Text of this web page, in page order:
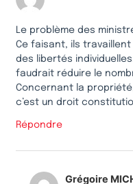
Le problème des
Ce faisant, ils
des libertés
faudrait réduire le
Concernant la
c’est un droit
Répondre
Grégoire